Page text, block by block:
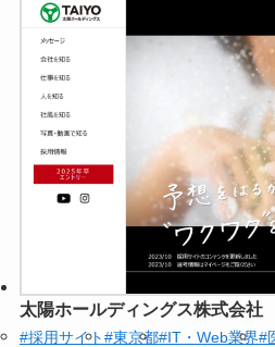
太陽ホールディングス株式会社
#採用サイト#東京都#IT・Web業界#